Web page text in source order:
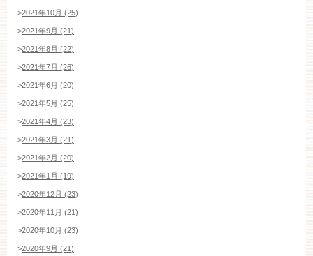
>2021年10月 (25)
>2021年9月 (21)
>2021年8月 (22)
>2021年7月 (26)
>2021年6月 (20)
>2021年5月 (25)
>2021年4月 (23)
>2021年3月 (21)
>2021年2月 (20)
>2021年1月 (19)
>2020年12月 (23)
>2020年11月 (21)
>2020年10月 (23)
>2020年9月 (21)